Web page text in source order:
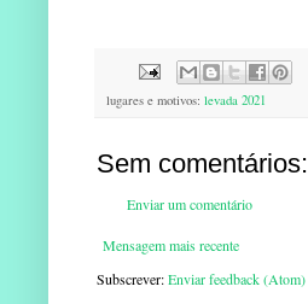
lugares e motivos: levada 2021
Sem comentários:
Enviar um comentário
Mensagem mais recente
Subscrever:Enviar feedback (Atom)